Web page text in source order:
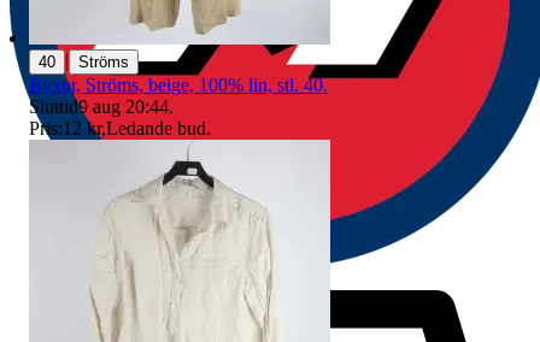
40 | Ströms
Byxor, Ströms, beige, 100% lin, stl. 40.
Sluttid9 aug 20:44.
Pris:12 kr,Ledande bud.